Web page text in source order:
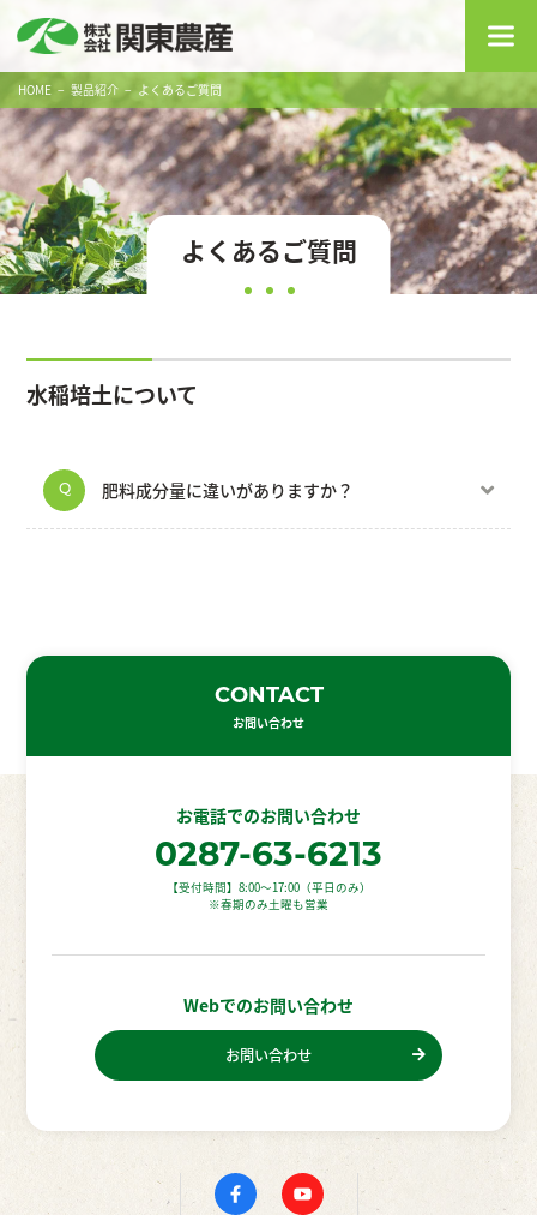
よくあるご質問
HOME 製品紹介 よくあるご質問
水稲培土について
Q 肥料成分量に違いがありますか？
CONTACT
お問い合わせ
お電話でのお問い合わせ
0287-63-6213
【受付時間】8:00〜17:00（平日のみ）
※春期のみ土曜も営業
Webでのお問い合わせ
お問い合わせ